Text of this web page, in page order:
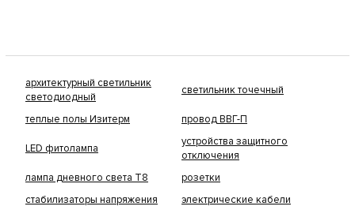
архитектурный светильник
светодиодный
светильник точечный
теплые полы Изитерм провод ВВГ-П
LED фитолампа
устройства защитного
отключения
лампа дневного света Т8
розетки
стабилизаторы напряжения
электрические кабели